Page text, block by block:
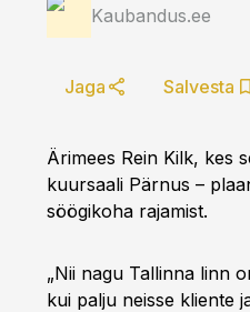
Kaubandus.ee
Jaga Salvesta
Ärimees Rein Kilk, kes
kuursaali Pärnus –
söögikoha rajamist.
„Nii nagu Tallinna linn
kui palju neisse kliente